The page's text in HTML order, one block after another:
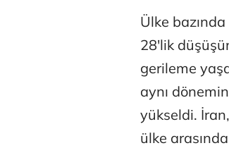
Ülke
28'lik
gerileme
aynı
yükseldi.
ülke